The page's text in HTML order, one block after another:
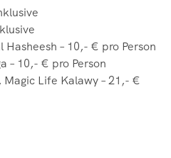
– 10,- € pro Person
– 10,- € pro Person
Life Kalawy – 21,- €